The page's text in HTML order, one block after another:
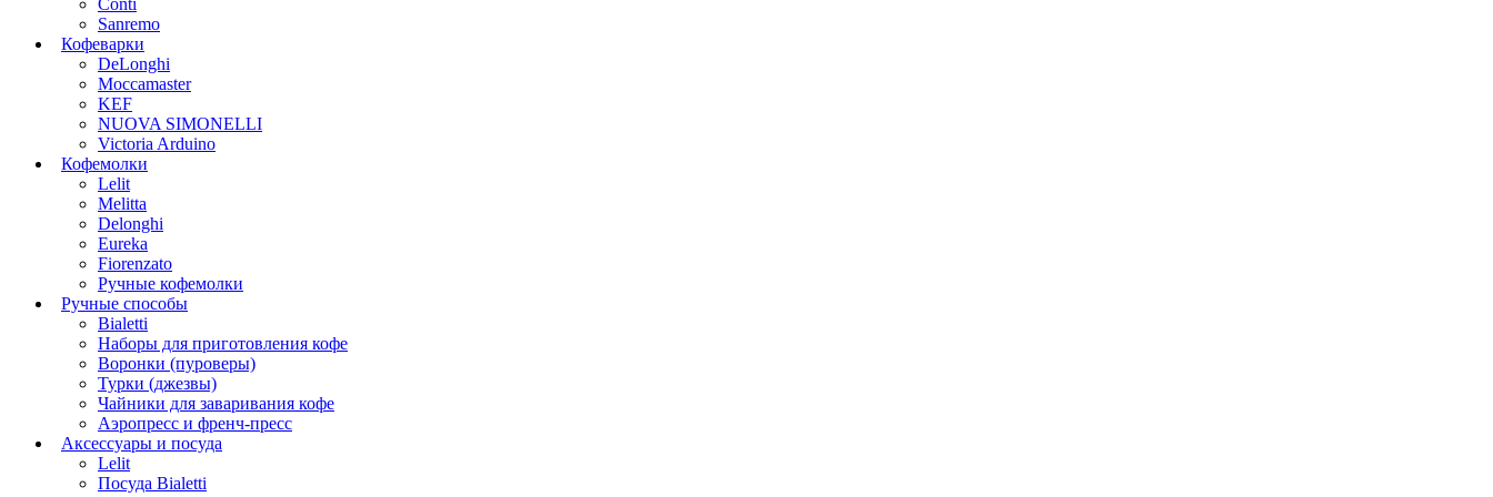
Conti
Sanremo
Кофеварки
DeLonghi
Moccamaster
KEF
NUOVA SIMONELLI
Victoria Arduino
Кофемолки
Lelit
Melitta
Delonghi
Eureka
Fiorenzato
Ручные кофемолки
Ручные способы
Bialetti
Наборы для приготовления кофе
Воронки (пуроверы)
Турки (джезвы)
Чайники для заваривания кофе
Аэропресс и френч-пресс
Аксессуары и посуда
Lelit
Посуда Bialetti